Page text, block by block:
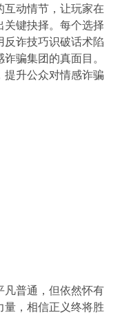
动情节，让玩家在
键抉择。每个选择
诈技巧识破话术陷
骗集团的真面目。
升公众对情感诈骗
凡普通，但依然怀有
，相信正义终将胜